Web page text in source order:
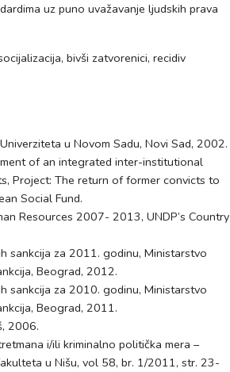
uz puno uvažavanje ljudskih prava
bivši zatvorenici, recidiv
u Novom Sadu, Novi Sad, 2002.
of an integrated inter-institutional
Project: The return of former convicts to
Social Fund.
Resources 2007- 2013, UNDP’s Country
sankcija za 2011. godinu, Ministarstvo
Beograd, 2012.
sankcija za 2010. godinu, Ministarstvo
Beograd, 2011.
2006.
i/ili kriminalno politička mera –
u Nišu, vol 58, br. 1/2011, str. 23-